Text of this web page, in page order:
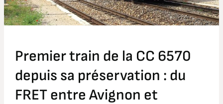
Premier train de la CC 6570
depuis sa préservation : du
FRET entre Avignon et
:
du
FRET
Avignon
Miramas
le
15